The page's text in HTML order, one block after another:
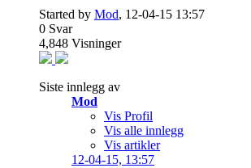
Started by Mod, 12-04-15 13:57
0 Svar
4,848 Visninger
Siste innlegg av
Mod
Vis Profil
Vis alle innlegg
Vis artikler
12-04-15, 13:57